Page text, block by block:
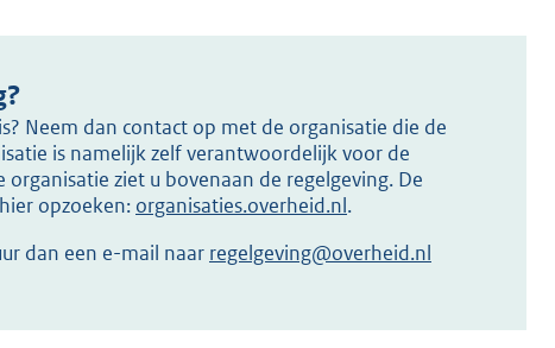
Neem dan contact op met de organisatie die de
is namelijk zelf verantwoordelijk voor de
ziet u bovenaan de regelgeving. De
opzoeken: organisaties.overheid.nl.
dan een e-mail naar regelgeving@overheid.nl